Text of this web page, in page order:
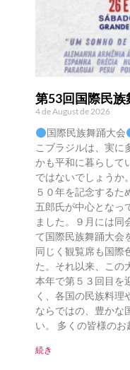
第53回国際民族
4 de August de 2026
国際民族舞踊大会
こブラジルは、実に
かも平和に暮らして
ではないでしょうか
５０年を記念するた
五郎氏が中心となっ
ました。９月には同
て国際民族舞踊大会
同じく観覧席も国際
た。それ以来、この
本年で第５３回目を
く、各国の民族料理
ならではの、豊かな
い。 多くの皆様のお
続き